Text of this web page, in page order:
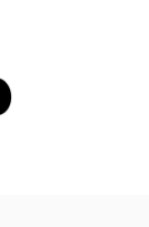
navigation